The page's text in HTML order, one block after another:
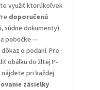
využiť ktorúkoľvek
doporučenú
súdne dokumenty)
pobočke —
o podaní. Pre
obálku do žltej P-
pri každej
zásielky